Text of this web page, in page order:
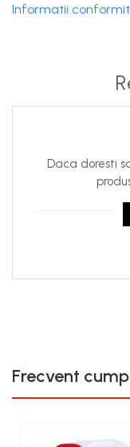
Informatii
Daca doresti
Frecvent